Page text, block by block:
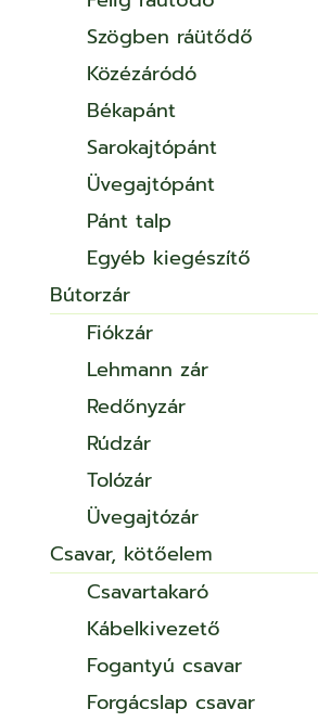
Szögben ráütődő
Közézáródó
Békapánt
Sarokajtópánt
Üvegajtópánt
Pánt talp
Egyéb kiegészítő
Bútorzár
Fiókzár
Lehmann zár
Redőnyzár
Rúdzár
Tolózár
Üvegajtózár
Csavar, kötőelem
Csavartakaró
Kábelkivezető
Fogantyú csavar
Forgácslap csavar